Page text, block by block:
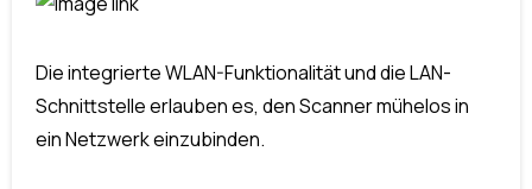
Die integrierte WLAN-Funktionalität und die LAN-
Schnittstelle erlauben es, den Scanner mühelos in
ein Netzwerk einzubinden.